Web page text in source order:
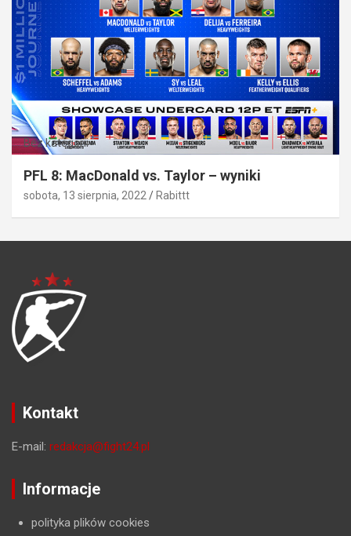
Bez kategorii
PFL 8: MacDonald vs. Taylor – wyniki
sobota, 13 sierpnia, 2022 Rabittt
Kontakt
E-mail: redakcja@fight24.pl
Informacje
polityka plików cookies